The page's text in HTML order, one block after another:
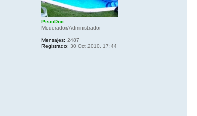
PisciDoc
Moderador/Administrador
Mensajes: 2487
Registrado: 30 Oct 2010, 17:44